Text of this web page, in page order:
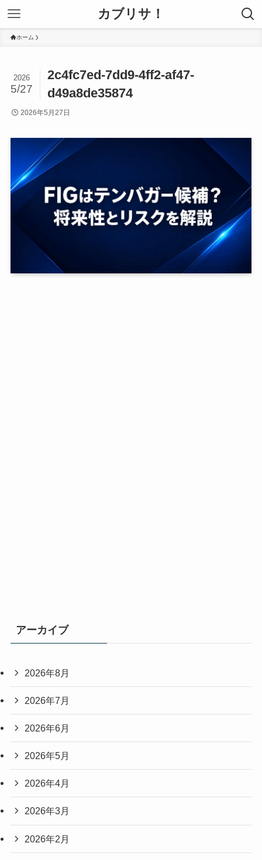
カブリサ！
ホーム
2c4fc7ed-7dd9-4ff2-af47-
d49a8de35874
2026
5/27
2026年5月27日
アーカイブ
2026年8月
2026年7月
2026年6月
2026年5月
2026年4月
2026年3月
2026年2月